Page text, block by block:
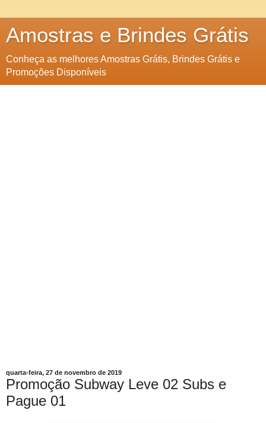
Amostras e Brindes Grátis
Conheça as melhores Amostras Grátis, Brindes Grátis e
Promoções Disponíveis
quarta-feira, 27 de novembro de 2019
Promoção Subway Leve 02 Subs e
Pague 01